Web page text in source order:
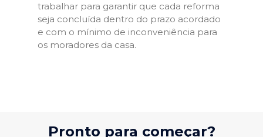
trabalhar para garantir que cada reforma
seja concluída dentro do prazo acordado
e com o mínimo de inconveniência para
os moradores da casa.
Pronto para começar?